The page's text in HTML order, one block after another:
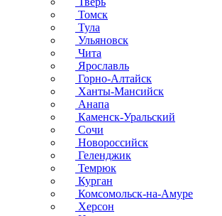
Томск
Тула
Ульяновск
Чита
Ярославль
Горно-Алтайск
Ханты-Мансийск
Анапа
Каменск-Уральский
Сочи
Новороссийск
Геленджик
Темрюк
Курган
Комсомольск-на-Амуре
Херсон